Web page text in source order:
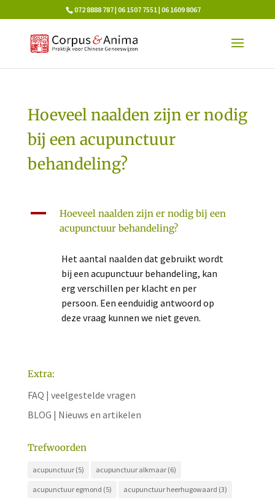
072 8888 787 | 06 1507 7551 | 06 1609 8067
Hoeveel naalden zijn er nodig
bij een acupunctuur
behandeling?
A
Hoeveel naalden zijn er nodig bij een
acupunctuur behandeling?
Het aantal naalden dat gebruikt wordt
bij een acupunctuur behandeling, kan
erg verschillen per klacht en per
persoon. Een eenduidig antwoord op
deze vraag kunnen we niet geven.
Extra:
FAQ | veelgestelde vragen
BLOG | Nieuws en artikelen
Trefwoorden
acupunctuur(5) acupunctuur alkmaar(6)
acupunctuur egmond (5) acupunctuur heerhugowaard (3)